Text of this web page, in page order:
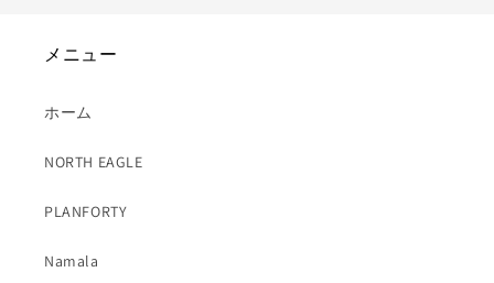
メニュー
ホーム
NORTH EAGLE
PLANFORTY
Namala